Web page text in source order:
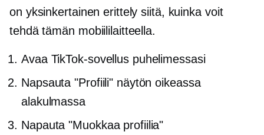
on yksinkertainen erittely siitä, kuinka voit
tehdä tämän mobiililaitteella.
Avaa TikTok-sovellus puhelimessasi
Napsauta "Profiili" näytön oikeassa
alakulmassa
Napauta "Muokkaa profiilia"